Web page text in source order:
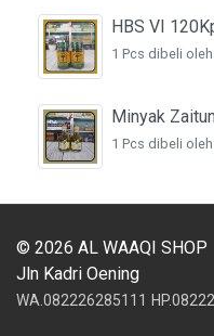
HBS VI
1 Pcs dibeli
Minyak
1 Pcs dibeli
© 2026 AL WAAQI SHOP
Jln Kadri Oening
WA.082226285111